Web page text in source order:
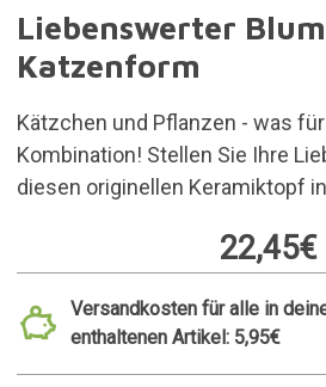
Liebenswerter
Katzenform
Kätzchen und Pflanzen - was
Kombination! Stellen Sie Ihre
diesen originellen Keramiktopf
22,45€
Versandkosten für alle in
enthaltenen Artikel: 5,95€